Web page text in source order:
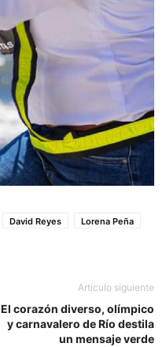
David Reyes
Lorena Peña
Artículo siguiente
El corazón diverso, olímpico
y carnavalero de Río destila
un mensaje verde